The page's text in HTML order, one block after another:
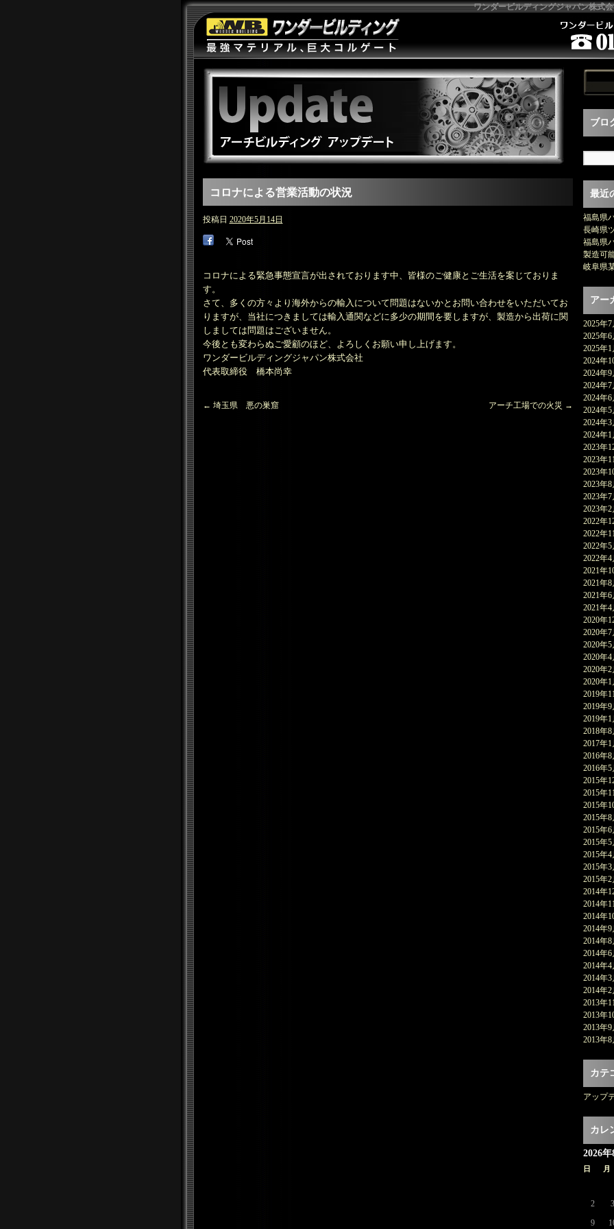
ワンダービルディングジャパン株式
コロナによる営業活動の状況
投稿日 2020年5月14日
コロナによる緊急事態宣言が出されております中、皆様のご健康とご生活を案じておりま
す。
さて、多くの方々より海外からの輸入について問題はないかとお問い合わせをいただいてお
りますが、当社につきましては輸入通関などに多少の期間を要しますが、製造から出荷に関
しましては問題はございません。
今後とも変わらぬご愛顧のほど、よろしくお願い申し上げます。
ワンダービルディングジャパン株式会社
代表取締役 橋本尚幸
← 埼玉県 悪の巣窟 アーチ工場での火災 →
ブロ
最近
福島県
長崎県
福島県
製造可
岐阜県
アー
2025年7
2025年6
2025年1
2024年
2024年9
2024年7
2024年6
2024年5
2024年3
2024年1
2023年
2023年
2023年
2023年8
2023年7
2023年2
2022年
2022年
2022年5
2022年4
2021年
2021年8
2021年6
2021年4
2020年
2020年7
2020年5
2020年4
2020年2
2020年1
2019年
2019年9
2019年1
2018年8
2017年1
2016年8
2016年5
2015年
2015年
2015年
2015年8
2015年6
2015年5
2015年4
2015年3
2015年2
2014年
2014年
2014年
2014年9
2014年8
2014年6
2014年4
2014年3
2014年2
2013年
2013年
2013年9
2013年8
カテ
アップ
カレ
2026年
日 月
2
3
9